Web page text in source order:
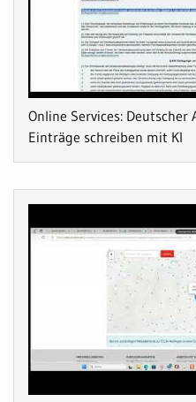
Online Services:
Einträge schreiben mit KI